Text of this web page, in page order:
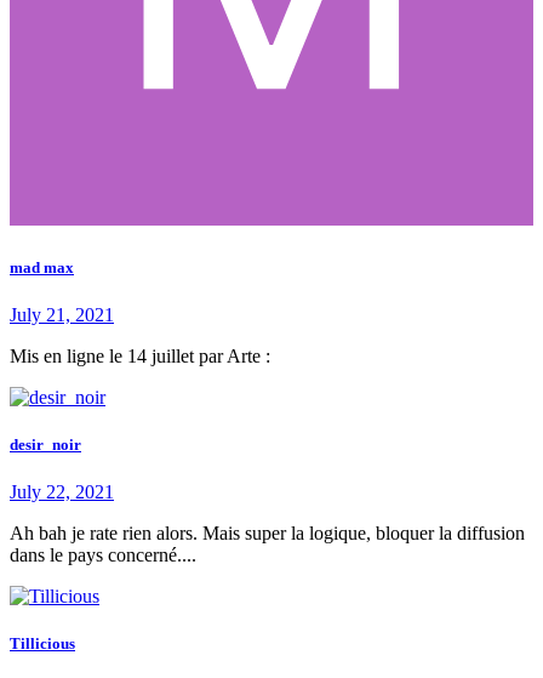
mad max
July 21, 2021
Mis en ligne le 14 juillet par Arte :
desir_noir
July 22, 2021
Ah bah je rate rien alors. Mais super la logique, bloquer la diffusion
dans le pays concerné....
Tillicious